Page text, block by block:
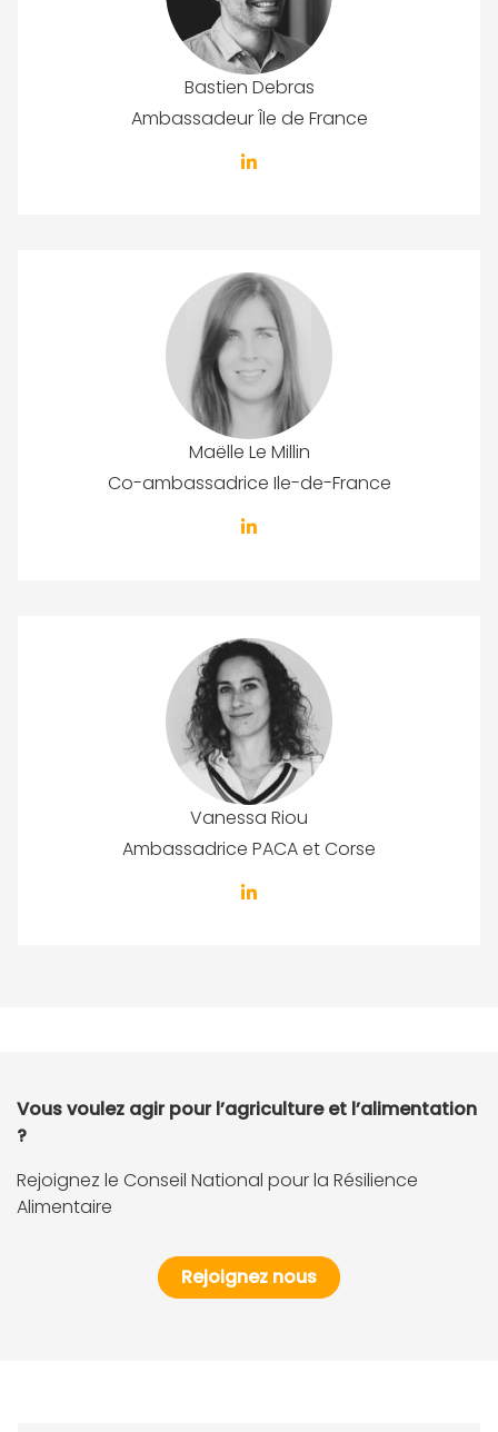
Bastien Debras
Ambassadeur Île de France
Maëlle Le Millin
Co-ambassadrice Ile-de-France
Vanessa Riou
Ambassadrice PACA et Corse
Vous voulez agir pour l’agriculture et l’alimentation
?
Rejoignez le Conseil National pour la Résilience
Alimentaire
Rejoignez nous